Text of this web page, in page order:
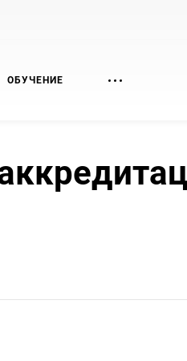
ОБУЧЕНИЕ